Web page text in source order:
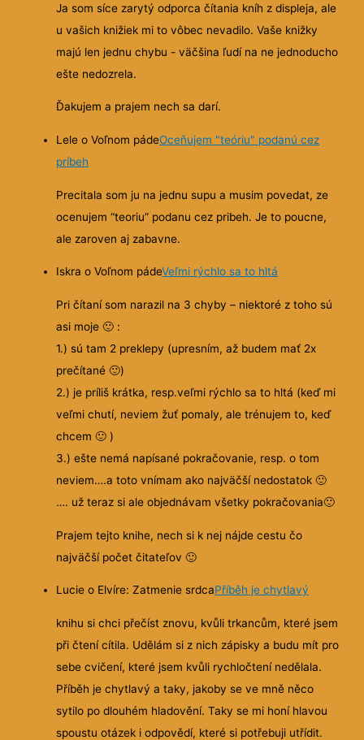
Ja som síce zarytý odporca čítania kníh z displeja, ale
u vašich knižiek mi to vôbec nevadilo. Vaše knižky
majú len jednu chybu - väčšina ľudí na ne jednoducho
ešte nedozrela.
Ďakujem a prajem nech sa darí.
Lele o Voľnom pádeOceňujem "teóriu" podanú cez
príbeh
Precitala som ju na jednu supu a musim povedat, ze
ocenujem “teoriu” podanu cez pribeh. Je to poucne,
ale zaroven aj zabavne.
Iskra o Voľnom pádeVeľmi rýchlo sa to hltá
Pri čítaní som narazil na 3 chyby – niektoré z toho sú
asi moje🙂 :
1.) sú tam 2 preklepy (upresním, až budem mať 2x
prečítané🙂)
2.) je príliš krátka, resp.veľmi rýchlo sa to hltá (keď mi
veľmi chutí, neviem žuť pomaly, ale trénujem to, keď
chcem🙂 )
3.) ešte nemá napísané pokračovanie, resp. o tom
neviem….a toto vnímam ako najväčší nedostatok🙂
…. už teraz si ale objednávam všetky pokračovania🙂
Prajem tejto knihe, nech si k nej nájde cestu čo
najväčší počet čitateľov🙂
Lucie o Elvíre: Zatmenie srdcaPříběh je chytlavý
knihu si chci přečíst znovu, kvůli trkancům, které jsem
při čtení cítila. Udělám si z nich zápisky a budu mít pro
sebe cvičení, které jsem kvůli rychločtení nedělala.
Příběh je chytlavý a taky, jakoby se ve mně něco
sytilo po dlouhém hladovění. Taky se mi honí hlavou
spoustu otázek i odpovědí, které si potřebuji utřídit.